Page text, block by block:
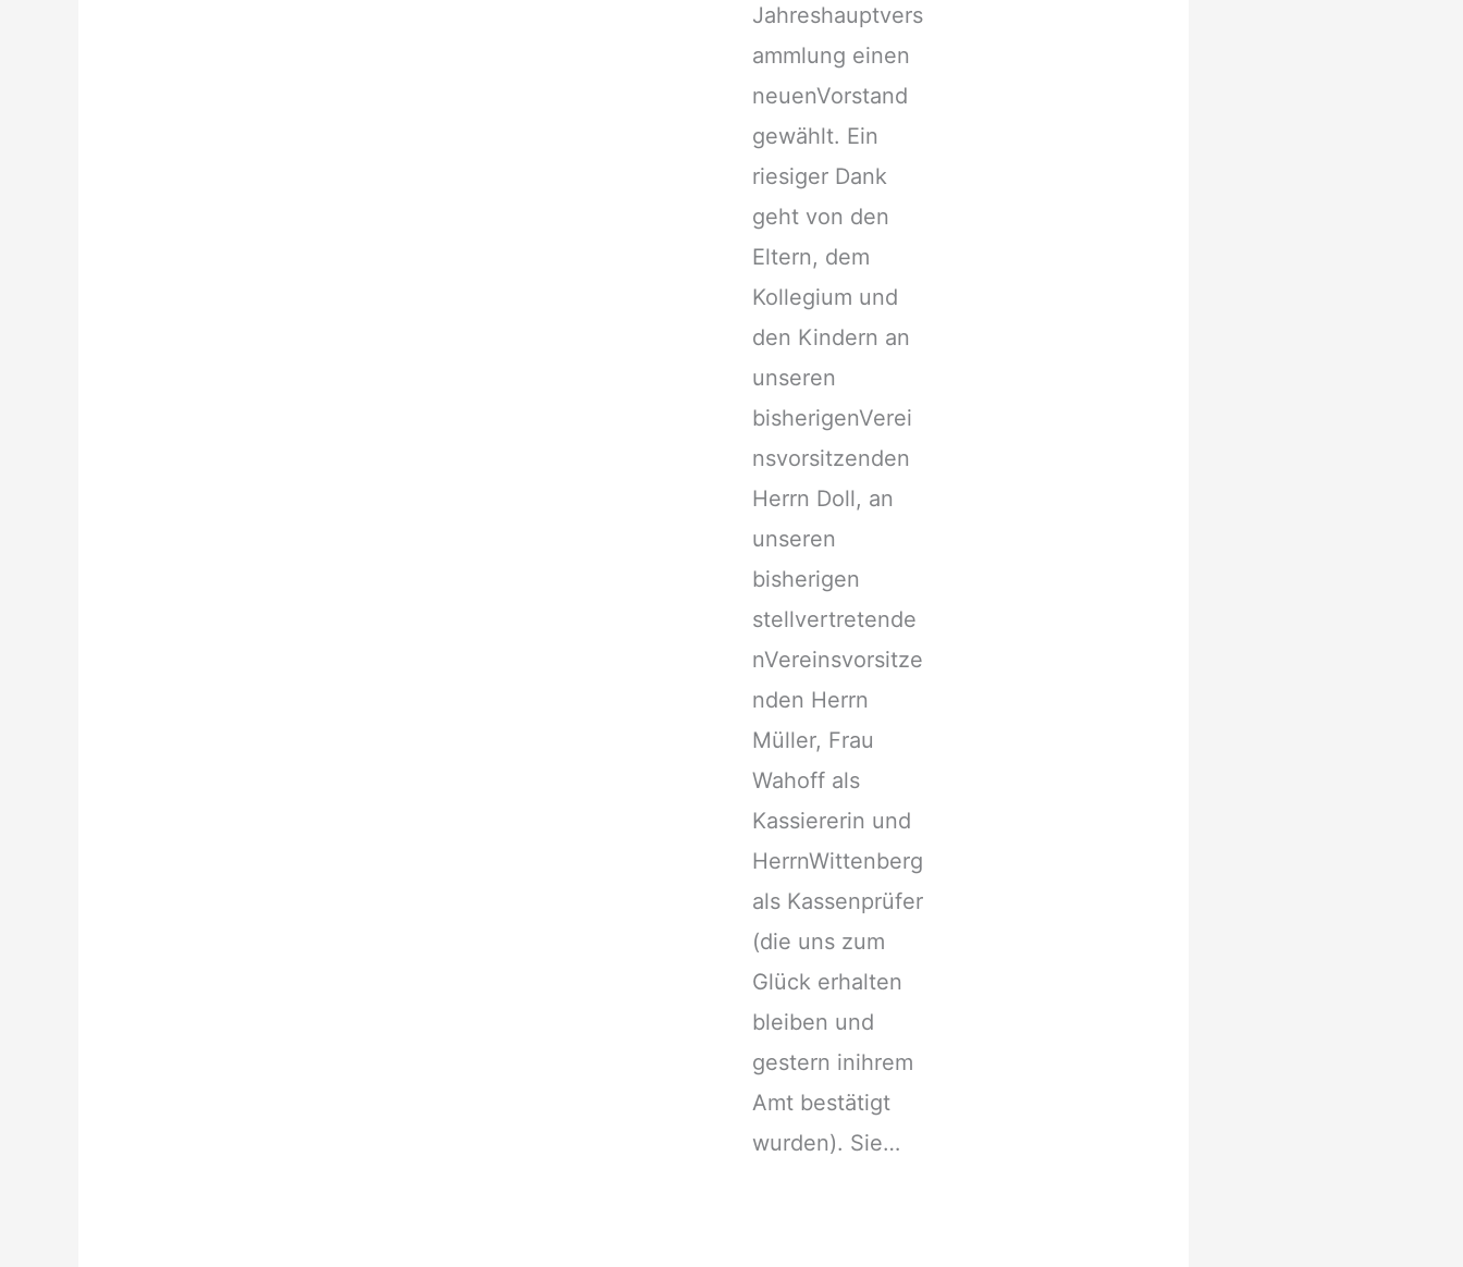
Jahreshauptvers
ammlung einen
neuenVorstand
gewählt. Ein
riesiger Dank
geht von den
Eltern, dem
Kollegium und
den Kindern an
unseren
bisherigenVerei
nsvorsitzenden
Herrn Doll, an
unseren
bisherigen
stellvertretende
nVereinsvorsitze
nden Herrn
Müller, Frau
Wahoff als
Kassiererin und
HerrnWittenberg
als Kassenprüfer
(die uns zum
Glück erhalten
bleiben und
gestern inihrem
Amt bestätigt
wurden). Sie…